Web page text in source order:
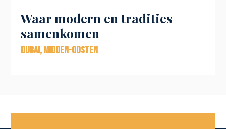
Waar modern en tradities
samenkomen
Dubai,Midden-Oosten